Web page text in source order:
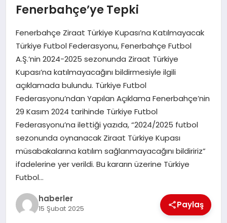
EKONOMI
MAGAZIN
EĞITIM
Fenerbahçe’ye Tepki
Fenerbahçe Ziraat Türkiye Kupası’na Katılmayacak
Türkiye Futbol Federasyonu, Fenerbahçe Futbol
A.Ş.’nin 2024-2025 sezonunda Ziraat Türkiye
Kupası’na katılmayacağını bildirmesiyle ilgili
açıklamada bulundu. Türkiye Futbol
Federasyonu’ndan Yapılan Açıklama Fenerbahçe’nin
29 Kasım 2024 tarihinde Türkiye Futbol
Federasyonu’na ilettiği yazıda, “2024/2025 futbol
sezonunda oynanacak Ziraat Türkiye Kupası
müsabakalarına katılım sağlanmayacağını bildiririz”
ifadelerine yer verildi. Bu kararın üzerine Türkiye
Futbol…
haberler
15 Şubat 2025 Paylaş